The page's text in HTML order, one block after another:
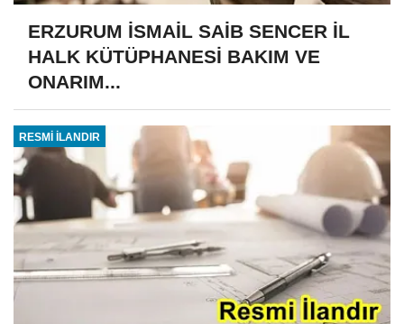
ERZURUM İSMAİL SAİB SENCER İL
HALK KÜTÜPHANESİ BAKIM VE
ONARIM...
RESMİ İLANDIR